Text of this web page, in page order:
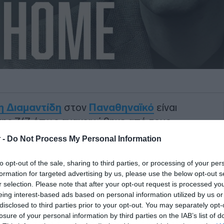
- Do Not Process My Personal Information
opt-out of the sale, sharing to third parties, or processing of your
for targeted advertising by us, please use the below opt-out
selection. Please note that after your opt-out request is processed
interest-based ads based on personal information utilized by us
to third parties prior to your opt-out. You may separately
of your personal information by third parties on the IAB’s list of
στον Παναθηναϊκό είναι
7/7 όπως ανακοινώθηκε από τους
μετά από τέσσερα χρόνια
διοικητικό πόστο και να συνεργαστεί